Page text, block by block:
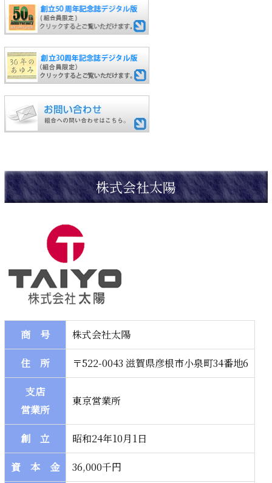
株式会社太陽
商 号 株式会社太陽
住 所 〒522-0043 滋賀県彦根市小泉町34番地6
支店
営業所
東京営業所
創 立 昭和24年10月1日
資 本 金 36,000千円